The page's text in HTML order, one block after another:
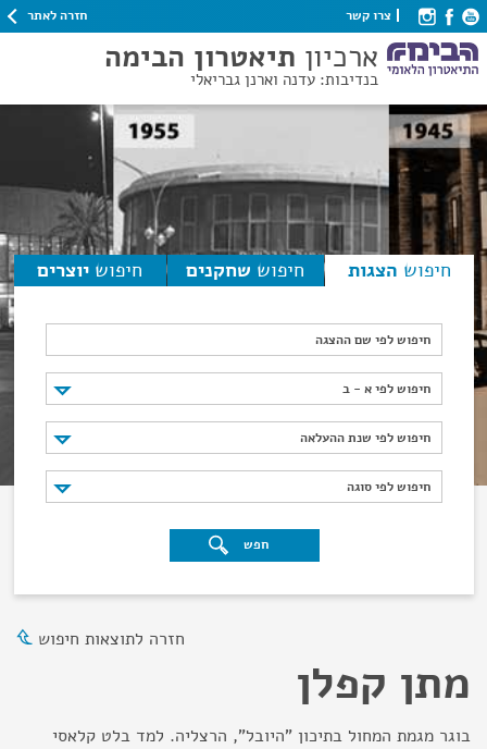
צרו קשר חזרה לאתר
ארכיון תיאטרון הבימה
בנדיבות: עדנה וארנן גבריאלי
חיפוש הצגות חיפוש שחקנים חיפוש יוצרים
חיפוש לפי שם ההצגה
חיפוש לפי א - ב
חיפוש לפי א - ב
חיפוש לפי שנת ההעלאה
חיפוש לפי שנת ההעלאה
חיפוש לפי סוגה
חיפוש לפי סוגה
חפש
חזרה לתוצאות חיפוש
מתן קפלן
בוגר מגמת המחול בתיכון "היובל", הרצליה. למד בלט קלאסי